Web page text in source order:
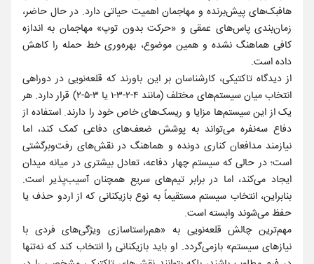
هافبک‌های پیش‌برنده و مهاجمان اهمیت حیاتی دارد. در حال حاضر،
زمان‌بندی پاس‌های عمقی و «حرکت بدون توپ» مهاجمان به اندازه
کافی هماهنگ نشده و همین موضوع، بهره‌وری خط حمله را کاهش
داده است.
از دیدگاه تاکتیکی، کارشناسان بر این باورند که قلعه‌نویی در دوراهی
انتخاب میان سیستم‌های مختلف (مانند ۴-۲-۳-۱ یا ۳-۵-۲) قرار دارد. هر
یک از این سیستم‌ها مزایا و ریسک‌های خاص خود را دارند. استفاده از
دفاع سه‌نفره می‌تواند به پوشش ضعف‌های دفاعی کمک کند، اما
نیازمند مدافعان کناری دونده و هماهنگ در نقش‌های رفت‌وبرگشتی
است؛ در حالی که سیستم چهار دفاعه، تعادل بیشتری در میانه میدان
ایجاد می‌کند، اما در برابر تیم‌های سریع همچنان آسیب‌پذیر است.
بنابراین، انتخاب سیستم مستقیماً به نوع بازیکنانی که از اردو حذف یا
حفظ می‌شوند وابسته است.
مهم‌ترین چالش قلعه‌نویی به «هم‌راستاسازی ویژگی‌های فردی با
نیازهای سیستم» بازمی‌گردد. او باید بازیکنانی را انتخاب کند که نه‌تنها